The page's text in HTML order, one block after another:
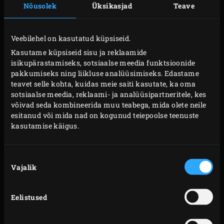
Nõusolek Üksikasjad Teave
Veebilehel on kasutatud küpsiseid.
Kasutame küpsiseid sisu ja reklaamide
isikupärastamiseks, sotsiaalse meedia funktsioonide
pakkumiseks ning liikluse analüüsimiseks. Edastame
teavet selle kohta, kuidas meie saiti kasutate, ka oma
sotsiaalse meedia, reklaami- ja analüüsipartneritele, kes
võivad seda kombineerida muu teabega, mida olete neile
esitanud või mida nad on kogunud teiepoolse teenuste
kasutamise käigus.
valik
Vajalik
Eelistused
SNÄKK VÕI PEAROOG
Roog sündis Elsassis sajand tagasi ja peale seda aeglaselt
aga kindlalt vallutanud ka teised regioonid. Tänapäeval
on see populaarseks kergeks suupisteks ja seda
serveeritakse ka jookide kõrvale. Kui armastad
mugavust ja kiirust, kasuta valmisFlammkuchen’i
põhjasid.Flammkuchenon saanud nii populaarseks, et
sa ei pea enam põhjaks kasutama lehttainast ega soolast
katteid on tavapärase toorjuustu, sibula, peekoni ja
tavapäraseid koostisained kodus olemas, saad ikka oma
Big Green Eggis ühe maitsva
’i valmistada.